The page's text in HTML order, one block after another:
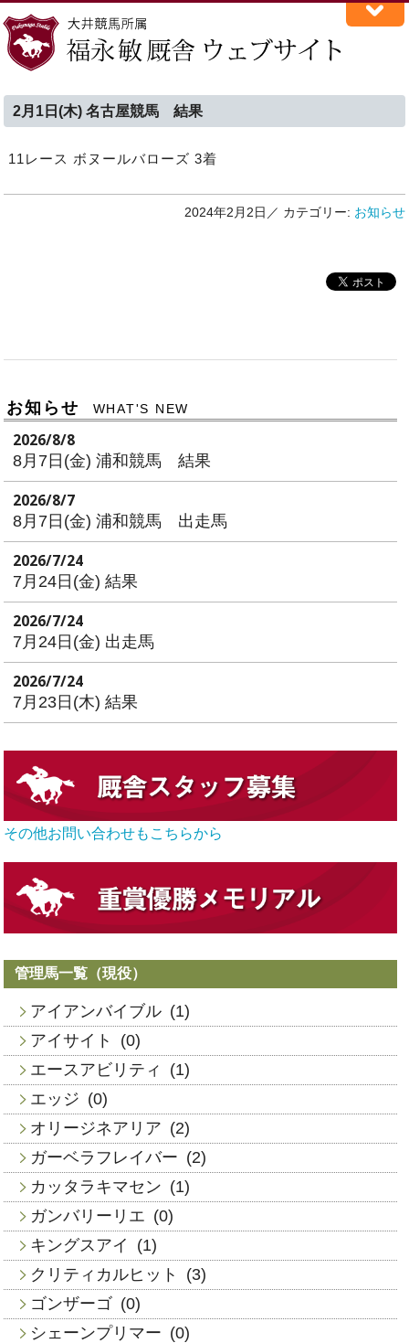
2月1日(木) 名古屋競馬 結果
11レース ボヌールバローズ 3着
2024年2月2日／ カテゴリー: お知らせ
お知らせ WHAT'S NEW
2026/8/8
8月7日(金) 浦和競馬 結果
2026/8/7
8月7日(金) 浦和競馬 出走馬
2026/7/24
7月24日(金) 結果
2026/7/24
7月24日(金) 出走馬
2026/7/24
7月23日(木) 結果
その他お問い合わせもこちらから
管理馬一覧（現役）
アイアンバイブル (1)
アイサイト
(0)
エースアビリティ
(1)
エッジ (0)
オリージネアリア (2)
ガーベラフレイバー (2)
カッタラキマセン (1)
ガンバリーリエ (0)
キングスアイ
(1)
クリティカルヒット
(3)
ゴンザーゴ (0)
シェーンプリマー (0)